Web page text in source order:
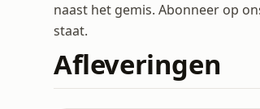
naast het gemis. Abonneer op
staat.
Afleveringen